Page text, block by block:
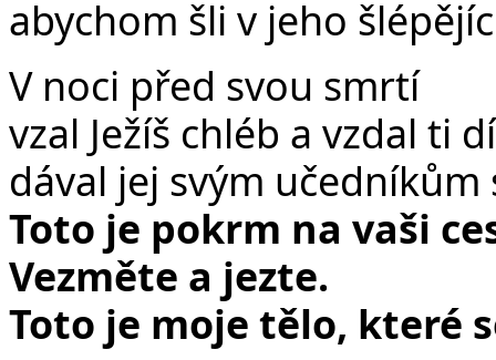
abychom šli v jeho
V noci před svou smrtí
vzal Ježíš chléb a vzdal ti
dával jej svým učedníkům
Toto je pokrm na vaši
Vezměte a jezte.
Toto je moje tělo, které